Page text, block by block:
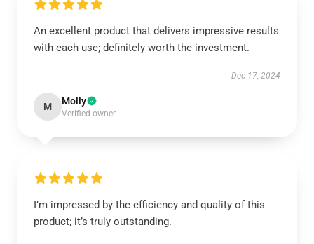
An excellent product that delivers impressive results
with each use; definitely worth the investment.
Dec 17, 2024
M Molly
Verified owner
I’m impressed by the efficiency and quality of this
product; it’s truly outstanding.